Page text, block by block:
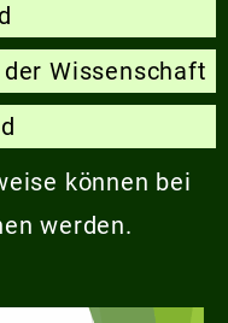
Wissenschaft
können bei
werden.